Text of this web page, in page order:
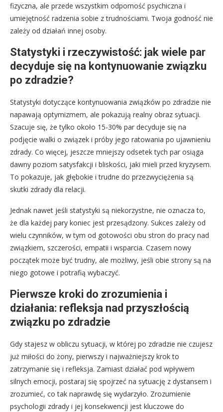
fizyczna, ale przede wszystkim odporność psychiczna i
umiejętność radzenia sobie z trudnościami. Twoja godność nie
zależy od działań innej osoby.
Statystyki i rzeczywistość: jak wiele par
decyduje się na kontynuowanie związku
po zdradzie?
Statystyki dotyczące kontynuowania związków po zdradzie nie
napawają optymizmem, ale pokazują realny obraz sytuacji.
Szacuje się, że tylko około 15-30% par decyduje się na
podjęcie walki o związek i próby jego ratowania po ujawnieniu
zdrady. Co więcej, jeszcze mniejszy odsetek tych par osiąga
dawny poziom satysfakcji i bliskości, jaki mieli przed kryzysem.
To pokazuje, jak głębokie i trudne do przezwyciężenia są
skutki zdrady dla relacji.
Jednak nawet jeśli statystyki są niekorzystne, nie oznacza to,
że dla każdej pary koniec jest przesądzony. Sukces zależy od
wielu czynników, w tym od gotowości obu stron do pracy nad
związkiem, szczerości, empatii i wsparcia. Czasem nowy
początek może być trudny, ale możliwy, jeśli obie strony są na
niego gotowe i potrafią wybaczyć.
Pierwsze kroki do zrozumienia i
działania: refleksja nad przyszłością
związku po zdradzie
Gdy stajesz w obliczu sytuacji, w której po zdradzie nie czujesz
już miłości do żony, pierwszy i najważniejszy krok to
zatrzymanie się i refleksja. Zamiast działać pod wpływem
silnych emocji, postaraj się spojrzeć na sytuację z dystansem i
zrozumieć, co tak naprawdę się wydarzyło. Zrozumienie
psychologii zdrady i jej konsekwencji jest kluczowe do